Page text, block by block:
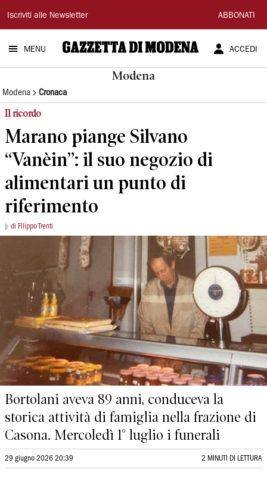
Gazzetta
di
Modena
Iscriviti alle Newsletter ABBONATI
MENU ACCEDI
Modena
Modena Cronaca
Il ricordo
Marano piange Silvano
“Vanèin”: il suo negozio di
alimentari un punto di
riferimento
di Filippo Trenti
Bortolani aveva 89 anni, conduceva la
storica attività di famiglia nella frazione di
Casona. Mercoledì 1° luglio i funerali
29 giugno 2026 20:39 2 MINUTI DI LETTURA